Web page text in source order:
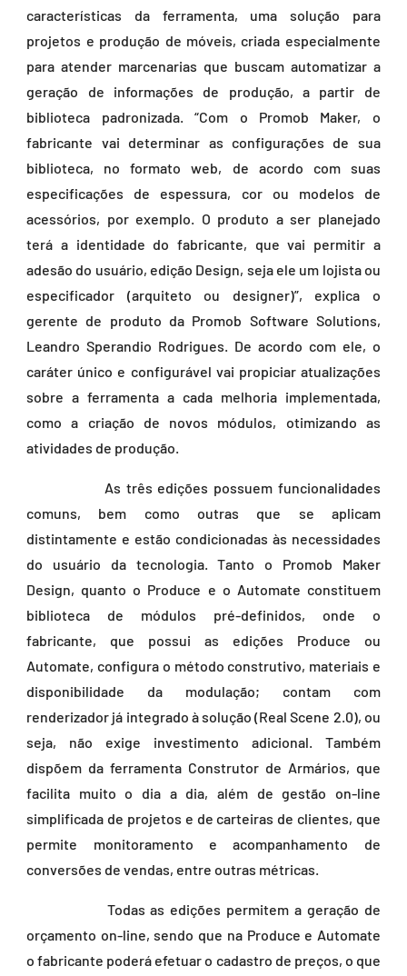
características da ferramenta, uma solução para
projetos e produção de móveis, criada especialmente
para atender marcenarias que buscam automatizar a
geração de informações de produção, a partir de
biblioteca padronizada. “Com o Promob Maker, o
fabricante vai determinar as configurações de sua
biblioteca, no formato web, de acordo com suas
especificações de espessura, cor ou modelos de
acessórios, por exemplo. O produto a ser planejado
terá a identidade do fabricante, que vai permitir a
adesão do usuário, edição Design, seja ele um lojista ou
especificador (arquiteto ou designer)”, explica o
gerente de produto da Promob Software Solutions,
Leandro Sperandio Rodrigues. De acordo com ele, o
caráter único e configurável vai propiciar atualizações
sobre a ferramenta a cada melhoria implementada,
como a criação de novos módulos, otimizando as
atividades de produção.
As três edições possuem funcionalidades
comuns, bem como outras que se aplicam
distintamente e estão condicionadas às necessidades
do usuário da tecnologia. Tanto o Promob Maker
Design, quanto o Produce e o Automate constituem
biblioteca de módulos pré-definidos, onde o
fabricante, que possui as edições Produce ou
Automate, configura o método construtivo, materiais e
disponibilidade da modulação; contam com
renderizador já integrado à solução (Real Scene 2.0), ou
seja, não exige investimento adicional. Também
dispõem da ferramenta Construtor de Armários, que
facilita muito o dia a dia, além de gestão on-line
simplificada de projetos e de carteiras de clientes, que
permite monitoramento e acompanhamento de
conversões de vendas, entre outras métricas.
Todas as edições permitem a geração de
orçamento on-line, sendo que na Produce e Automate
o fabricante poderá efetuar o cadastro de preços, o que